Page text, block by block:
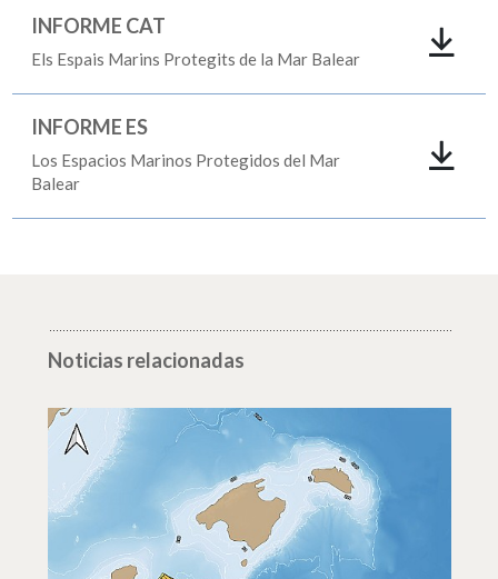
INFORME CAT
Els Espais Marins Protegits de la Mar Balear
INFORME ES
Los Espacios Marinos Protegidos del Mar
Balear
Noticias relacionadas